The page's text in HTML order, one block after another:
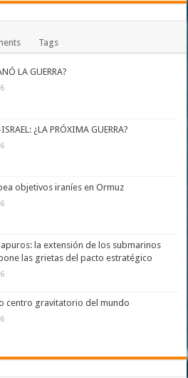
Tags
LA GUERRA?
¿LA PRÓXIMA GUERRA?
objetivos iraníes en Ormuz
apuros: la extensión de los submarinos
las grietas del pacto estratégico
centro gravitatorio del mundo